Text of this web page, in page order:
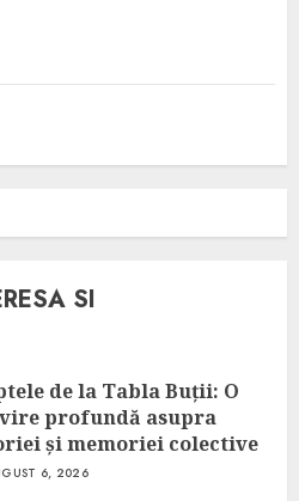
SI
de la Tabla Buții: O
profundă asupra
și memoriei colective
6, 2026